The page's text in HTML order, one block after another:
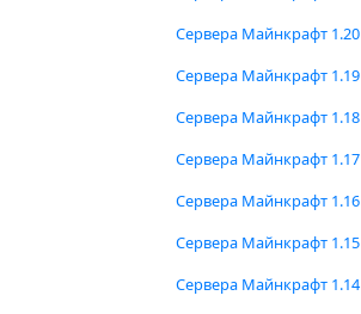
Сервера Майнкрафт 1.20
Сервера Майнкрафт 1.19
Сервера Майнкрафт 1.18
Сервера Майнкрафт 1.17
Сервера Майнкрафт 1.16
Сервера Майнкрафт 1.15
Сервера Майнкрафт 1.14